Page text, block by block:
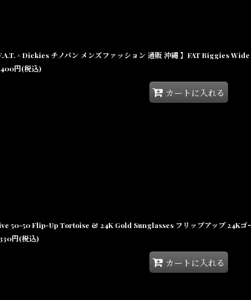
円(税込)
カートに入れる
50-50 Flip-Up Tortoise & 24K Gold Sunglasses フリップアップ 24Kゴ
円(税込)
カートに入れる